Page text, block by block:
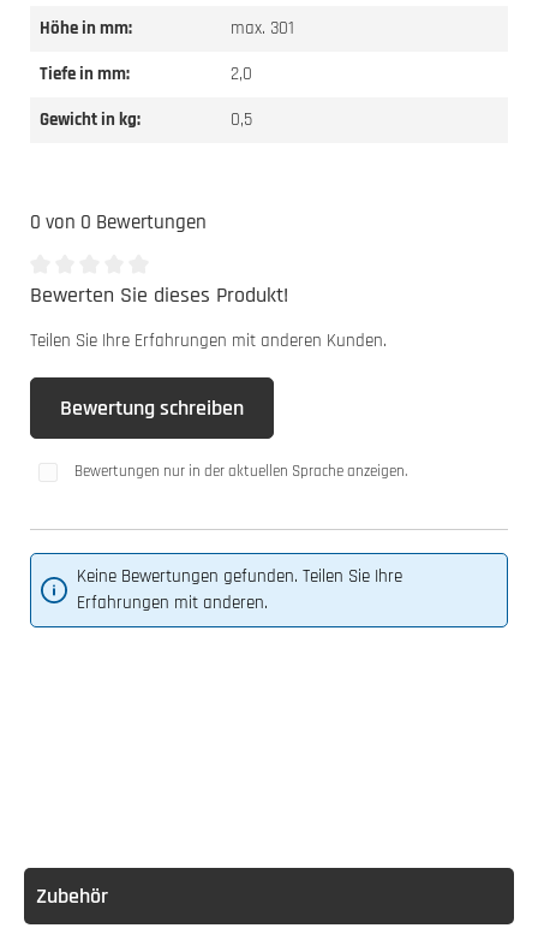
Höhe in mm:
max. 301
Tiefe in mm:
2,0
Gewicht in kg:
0,5
0 von 0 Bewertungen
Durchschnittliche Bewertung von 0 von 5 Sternen
Bewerten Sie dieses Produkt!
Teilen Sie Ihre Erfahrungen mit anderen Kunden.
Bewertung schreiben
Bewertungen nur in der aktuellen Sprache anzeigen.
Keine Bewertungen gefunden. Teilen Sie Ihre
Erfahrungen mit anderen.
Zubehör